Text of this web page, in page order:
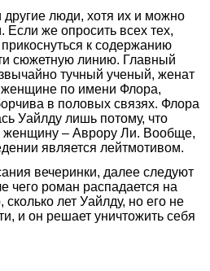
другие люди, хотя их и можно
Если же опросить всех тех,
к содержанию
сюжетную линию. Главный
тучный ученый, женат
женщине по имени Флора,
в половых связях. Флора
Уайлду лишь потому, что
женщину – Аврору Ли. Вообще,
является лейтмотивом.
вечеринки, далее следуют
чего роман распадается на
лет Уайлду, но его не
и он решает уничтожить себя